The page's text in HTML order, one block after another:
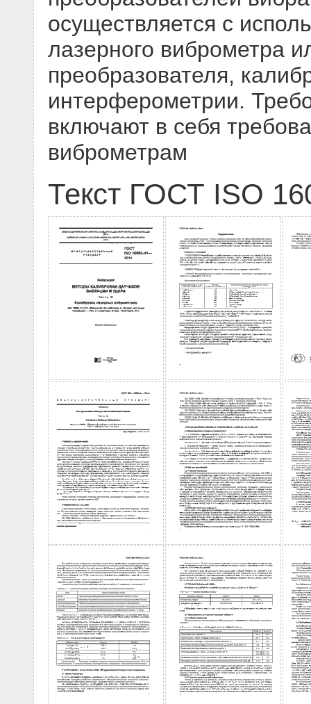
осуществляется с
лазерного виброметра
преобразователя,
интерферометрии.
включают в себя
виброметрам
Текст ГОСТ ISO